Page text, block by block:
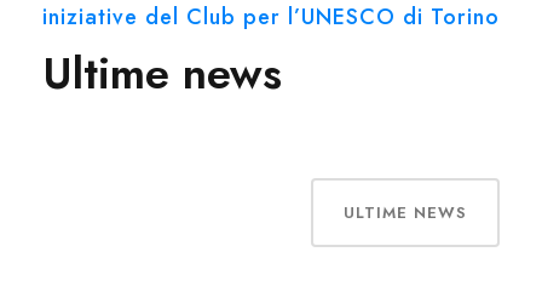
iniziative del Club per l’UNESCO di Torino
Ultime news
ULTIME NEWS